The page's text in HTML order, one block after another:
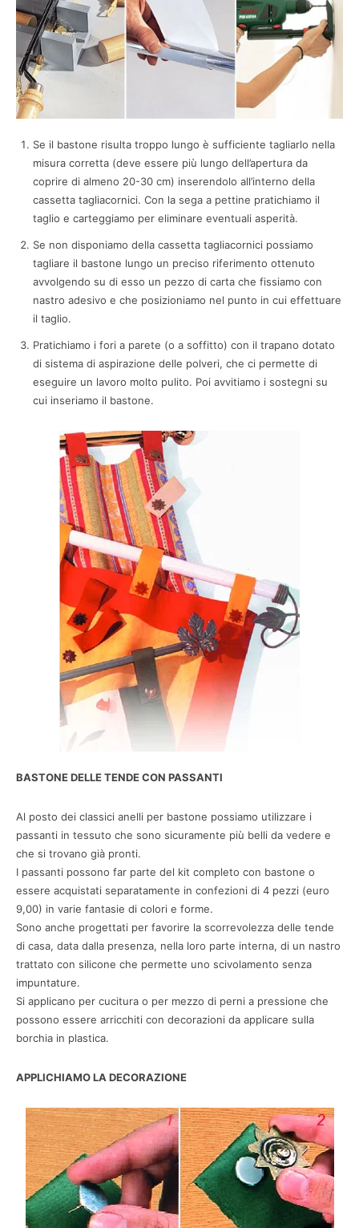
Se il bastone risulta troppo lungo è sufficiente tagliarlo nella
misura corretta (deve essere più lungo dell’apertura da
coprire di almeno 20-30 cm) inserendolo all’interno della
cassetta tagliacornici. Con la sega a pettine pratichiamo il
taglio e carteggiamo per eliminare eventuali asperità.
Se non disponiamo della cassetta tagliacornici possiamo
tagliare il bastone lungo un preciso riferimento ottenuto
avvolgendo su di esso un pezzo di carta che fissiamo con
nastro adesivo e che posizioniamo nel punto in cui effettuare
il taglio.
Pratichiamo i fori a parete (o a soffitto) con il trapano dotato
di sistema di aspirazione delle polveri, che ci permette di
eseguire un lavoro molto pulito. Poi avvitiamo i sostegni su
cui inseriamo il bastone.
BASTONE DELLE TENDE CON PASSANTI
Al posto dei classici anelli per bastone possiamo utilizzare i
passanti in tessuto che sono sicuramente più belli da vedere e
che si trovano già pronti.
I passanti possono far parte del kit completo con bastone o
essere acquistati separatamente in confezioni di 4 pezzi (euro
9,00) in varie fantasie di colori e forme.
Sono anche progettati per favorire la scorrevolezza delle tende
di casa, data dalla presenza, nella loro parte interna, di un nastro
trattato con silicone che permette uno scivolamento senza
impuntature.
Si applicano per cucitura o per mezzo di perni a pressione che
possono essere arricchiti con decorazioni da applicare sulla
borchia in plastica.
APPLICHIAMO LA DECORAZIONE